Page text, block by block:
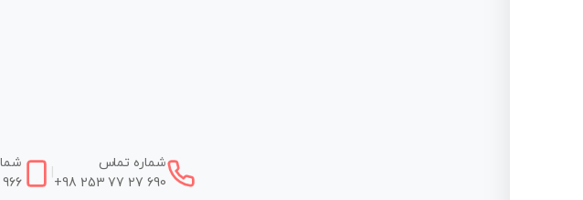
شماره تماس
+98 253 77 27 690